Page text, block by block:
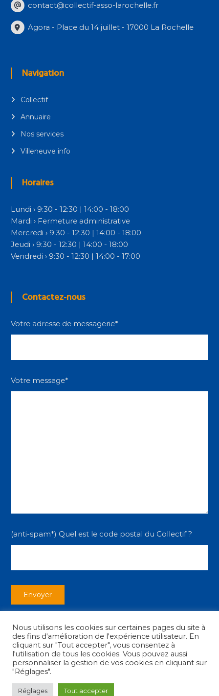
contact@collectif-asso-larochelle.fr
Agora - Place du 14 juillet - 17000 La Rochelle
Navigation
Collectif
Annuaire
Nos services
Villeneuve info
Horaires
Lundi › 9:30 - 12:30 | 14:00 - 18:00
Mardi › Fermeture administrative
Mercredi › 9:30 - 12:30 | 14:00 - 18:00
Jeudi › 9:30 - 12:30 | 14:00 - 18:00
Vendredi › 9:30 - 12:30 | 14:00 - 17:00
Contactez-nous
Votre adresse de messagerie*
Votre message*
(anti-spam*) Quel est le code postal du Collectif ?
Copyright © 2026Collectif des Associations|Mentions légales
facebook
Nous utilisons les cookies sur certaines pages du site à
des fins d'amélioration de l'expérience utilisateur. En
cliquant sur "Tout accepter", vous consentez à
l'utilisation de tous les cookies. Vous pouvez aussi
personnaliser la gestion de vos cookies en cliquant sur
"Réglages".
Réglages Tout accepter